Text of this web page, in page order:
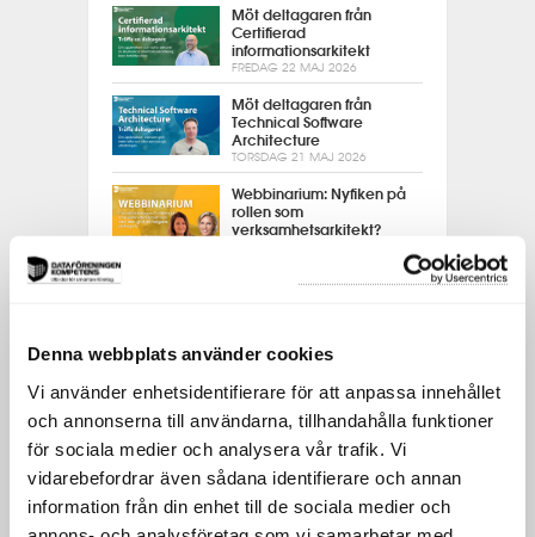
Denna webbplats använder cookies
Vi använder enhetsidentifierare för att anpassa innehållet
och annonserna till användarna, tillhandahålla funktioner
för sociala medier och analysera vår trafik. Vi
vidarebefordrar även sådana identifierare och annan
information från din enhet till de sociala medier och
Möt deltagaren från
Certifierad
informationsarkitekt
FREDAG 22 MAJ 2026
Möt deltagaren från
Technical Software
Architecture
TORSDAG 21 MAJ 2026
Webbinarium: Nyfiken på
rollen som
verksamhetsarkitekt?
Verksamhetsarkitektur:
MÅNDAG 11 MAJ 2026
Webbinarium:
TISDAG 5 MAJ 2026
Möt deltagare från
Certifierad objektledare
TISDAG 21 APRIL 2026